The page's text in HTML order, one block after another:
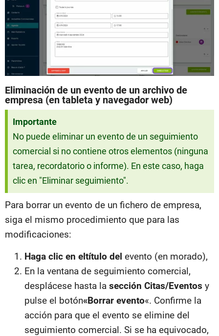
Eliminación de un evento de un archivo de
empresa (en tableta y navegador web)
Importante
No puede eliminar un evento de un seguimiento
comercial si no contiene otros elementos (ninguna
tarea, recordatorio o informe). En este caso, haga
clic en "Eliminar seguimiento".
Para borrar un evento de un fichero de empresa,
siga el mismo procedimiento que para las
modificaciones:
Haga clic en eltítulo del evento (en morado),
En la ventana de seguimiento comercial,
desplácese hasta la sección Citas/Eventos y
pulse el botón«Borrar evento«. Confirme la
acción para que el evento se elimine del
seguimiento comercial. Si se ha equivocado,